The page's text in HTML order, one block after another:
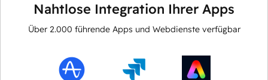
Nahtlose Integration Ihrer Apps
Über 2.000 führende Apps und Webdienste verfügbar